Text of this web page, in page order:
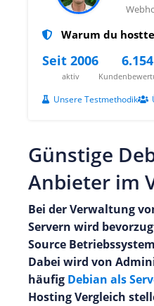
Warum du
Seit 2006
aktiv
6.154
Unsere Testmethodik
Günstige
Anbieter im
Bei der Verwaltung
Servern wird
Source
Dabei wird von
häufig Debian als
Hosting Vergleich